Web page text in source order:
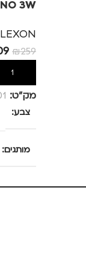
LEXON
₪259
הוספה
מק”ט:
צבע
מותגים